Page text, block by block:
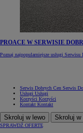
PROACE W SERWISIE
Poznaj najpopularniejsze usługi
Serwis Dobrych Cen Serwis
Usługi Usługi
Korzyści Korzyści
Kontakt Kontakt
Skroluj w lewo Skroluj w
SPRAWDŹ OFERTĘ